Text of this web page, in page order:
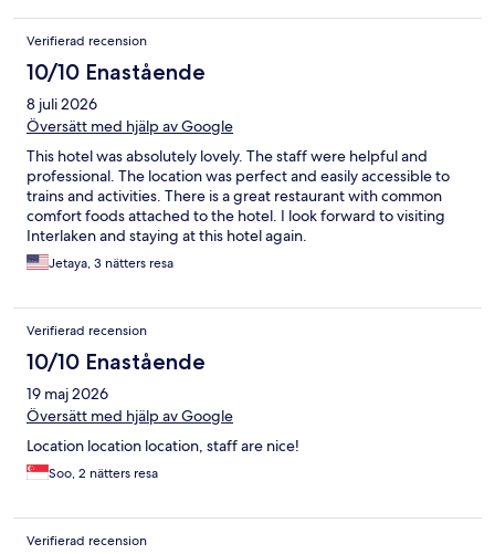
Verifierad recension
10/10 Enastående
8 juli 2026
Översätt med hjälp av Google
This hotel was absolutely lovely. The staff were helpful and
professional. The location was perfect and easily accessible to
trains and activities. There is a great restaurant with common
comfort foods attached to the hotel. I look forward to visiting
Interlaken and staying at this hotel again.
Jetaya, 3 nätters resa
Verifierad recension
10/10 Enastående
19 maj 2026
Översätt med hjälp av Google
Location location location, staff are nice!
Soo, 2 nätters resa
Verifierad recension